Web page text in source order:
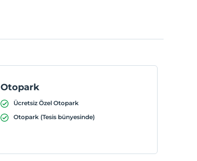
Otopark
Ücretsiz Özel Otopark
Otopark (Tesis bünyesinde)